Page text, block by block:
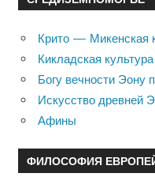
Крито — Микенская
Кикладская культура
Богу вечности Эону
Искусство древней
Афины
ФИЛОСОФИЯ